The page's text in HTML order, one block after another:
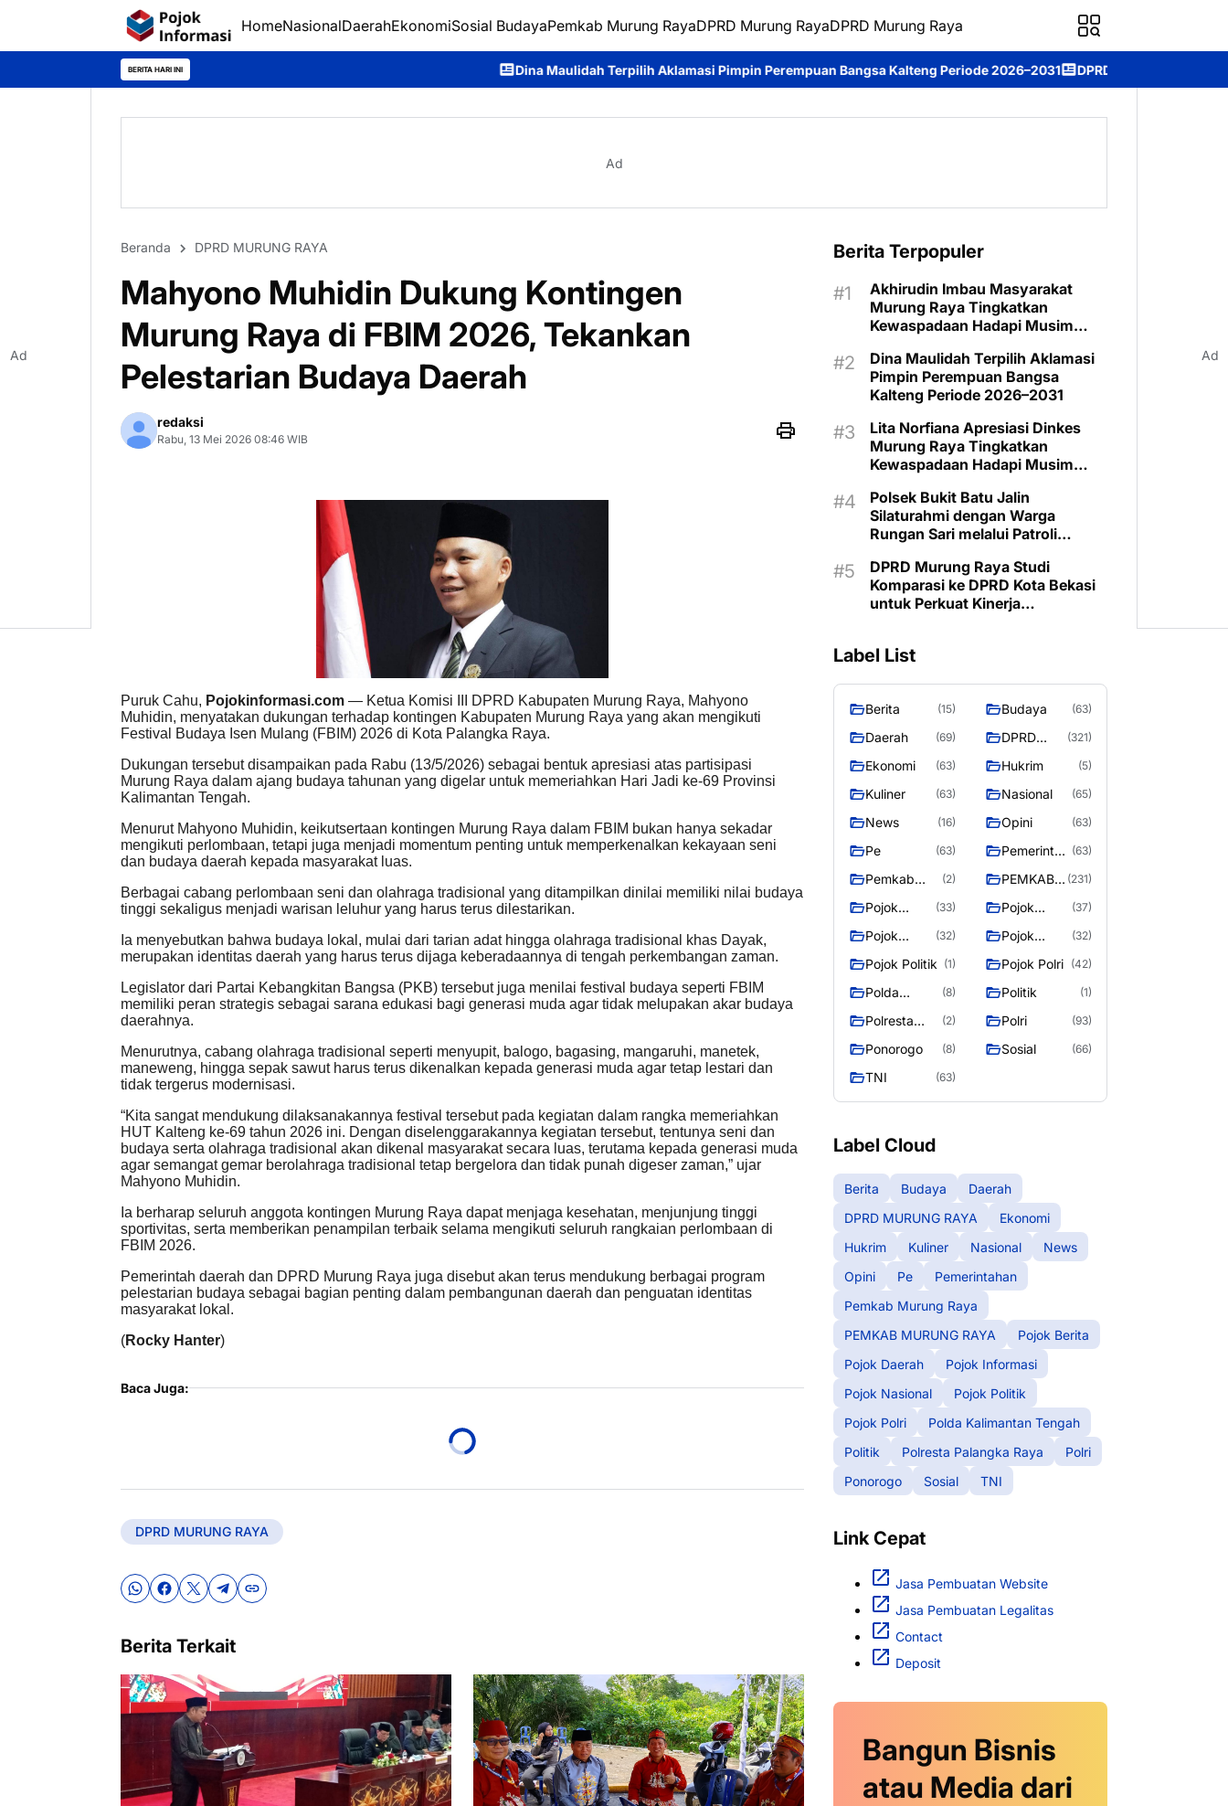
HomeNasionalDaerahEkonomiSosial BudayaPemkab Murung RayaDPRD Murung RayaDPRD Murung Raya
BERITA HARI INI Dina Maulidah Terpilih Aklamasi Pimpin Perempuan Bangsa Kalteng Periode 2026–2031 DPRD Murung Raya Studi Komparasi ke DPRD
Ad
Beranda DPRD MURUNG RAYA
Mahyono Muhidin Dukung Kontingen
Murung Raya di FBIM 2026, Tekankan
Pelestarian Budaya Daerah
redaksi
Rabu, 13 Mei 2026 08:46 WIB
Puruk Cahu, Pojokinformasi.com — Ketua Komisi III DPRD Kabupaten Murung Raya, Mahyono
Muhidin, menyatakan dukungan terhadap kontingen Kabupaten Murung Raya yang akan mengikuti
Festival Budaya Isen Mulang (FBIM) 2026 di Kota Palangka Raya.
Dukungan tersebut disampaikan pada Rabu (13/5/2026) sebagai bentuk apresiasi atas partisipasi
Murung Raya dalam ajang budaya tahunan yang digelar untuk memeriahkan Hari Jadi ke-69 Provinsi
Kalimantan Tengah.
Menurut Mahyono Muhidin, keikutsertaan kontingen Murung Raya dalam FBIM bukan hanya sekadar
mengikuti perlombaan, tetapi juga menjadi momentum penting untuk memperkenalkan kekayaan seni
dan budaya daerah kepada masyarakat luas.
Berbagai cabang perlombaan seni dan olahraga tradisional yang ditampilkan dinilai memiliki nilai budaya
tinggi sekaligus menjadi warisan leluhur yang harus terus dilestarikan.
Ia menyebutkan bahwa budaya lokal, mulai dari tarian adat hingga olahraga tradisional khas Dayak,
merupakan identitas daerah yang harus terus dijaga keberadaannya di tengah perkembangan zaman.
Legislator dari Partai Kebangkitan Bangsa (PKB) tersebut juga menilai festival budaya seperti FBIM
memiliki peran strategis sebagai sarana edukasi bagi generasi muda agar tidak melupakan akar budaya
daerahnya.
Menurutnya, cabang olahraga tradisional seperti menyupit, balogo, bagasing, mangaruhi, manetek,
maneweng, hingga sepak sawut harus terus dikenalkan kepada generasi muda agar tetap lestari dan
tidak tergerus modernisasi.
“Kita sangat mendukung dilaksanakannya festival tersebut pada kegiatan dalam rangka memeriahkan
HUT Kalteng ke-69 tahun 2026 ini. Dengan diselenggarakannya kegiatan tersebut, tentunya seni dan
budaya serta olahraga tradisional akan dikenal masyarakat secara luas, terutama kepada generasi muda
agar semangat gemar berolahraga tradisional tetap bergelora dan tidak punah digeser zaman,” ujar
Mahyono Muhidin.
Ia berharap seluruh anggota kontingen Murung Raya dapat menjaga kesehatan, menjunjung tinggi
sportivitas, serta memberikan penampilan terbaik selama mengikuti seluruh rangkaian perlombaan di
FBIM 2026.
Pemerintah daerah dan DPRD Murung Raya juga disebut akan terus mendukung berbagai program
pelestarian budaya sebagai bagian penting dalam pembangunan daerah dan penguatan identitas
masyarakat lokal.
(Rocky Hanter)
Baca Juga:
DPRD MURUNG RAYA
Berita Terkait
Berita Terpopuler
Akhirudin Imbau Masyarakat
Murung Raya Tingkatkan
Kewaspadaan Hadapi Musim
Dina Maulidah Terpilih Aklamasi
Pimpin Perempuan Bangsa
Kalteng Periode 2026–2031
Lita Norfiana Apresiasi Dinkes
Murung Raya Tingkatkan
Kewaspadaan Hadapi Musim
Polsek Bukit Batu Jalin
Silaturahmi dengan Warga
Rungan Sari melalui Patroli
DPRD Murung Raya Studi
Komparasi ke DPRD Kota Bekasi
untuk Perkuat Kinerja
Label List
Berita (15) Budaya (63)
Daerah (69)
DPRD
RAYA
(321)
Ekonomi (63) Hukrim (5)
Kuliner (63) Nasional (65)
News (16) Opini (63)
Pe (63)
Pemerintah (63)
Pemkab
Raya
(2)
PEMKAB
RAYA
(231)
Pojok
(33)
Pojok
(37)
Pojok
(32)
Pojok
(32)
Pojok Politik (1) Pojok Polri (42)
Polda
Tengah
(8) Politik (1)
Polresta
Raya
(2) Polri (93)
Ponorogo (8) Sosial (66)
TNI (63)
Label Cloud
Berita Budaya
Daerah
DPRD MURUNG RAYA
Ekonomi
Hukrim
Kuliner Nasional
News
Opini
Pe
Pemerintahan
Pemkab Murung Raya
PEMKAB MURUNG RAYA
Pojok Berita
Pojok Daerah
Pojok Informasi
Pojok Nasional
Pojok Politik
Pojok Polri
Polda Kalimantan Tengah
Politik
Polresta Palangka Raya
Polri
Ponorogo
Sosial TNI
Link Cepat
Jasa Pembuatan Website
Jasa Pembuatan Legalitas
Contact
Deposit
Bangun Bisnis
atau Media dari
Ad Ad